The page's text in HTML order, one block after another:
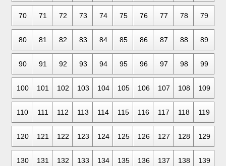
70 71 72 73 74 75 76 77 78 79
80 81 82 83 84 85 86 87 88 89
90 91 92 93 94 95 96 97 98 99
100 101 102 103 104 105 106 107 108 109
110 111 112 113 114 115 116 117 118 119
120 121 122 123 124 125 126 127 128 129
130 131 132 133 134 135 136 137 138 139